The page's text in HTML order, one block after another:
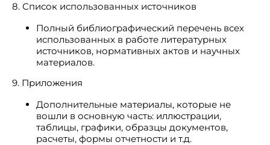
8. Список использованных источников
Полный библиографический перечень всех
использованных в работе литературных
источников, нормативных актов и научных
материалов.
9. Приложения
Дополнительные материалы, которые не
вошли в основную часть: иллюстрации,
таблицы, графики, образцы документов,
расчеты, формы отчетности и т.д.